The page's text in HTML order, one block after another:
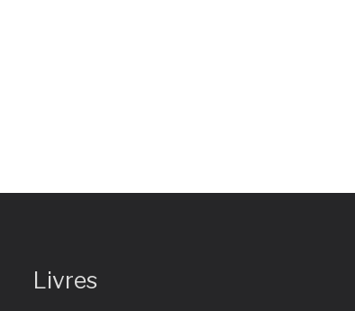
Livres